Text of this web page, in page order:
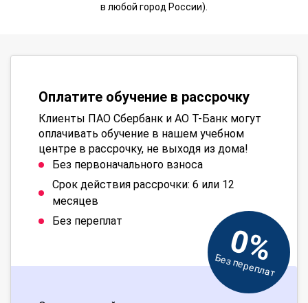
в любой город России).
Оплатите обучение в рассрочку
Клиенты ПАО Сбербанк и АО Т-Банк могут
оплачивать обучение в нашем учебном
центре в рассрочку, не выходя из дома!
Без первоначального взноса
Срок действия рассрочки: 6 или 12
месяцев
Без переплат
0%
Без переплат